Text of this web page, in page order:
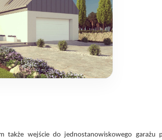
wejście do jednostanowiskowego garażu